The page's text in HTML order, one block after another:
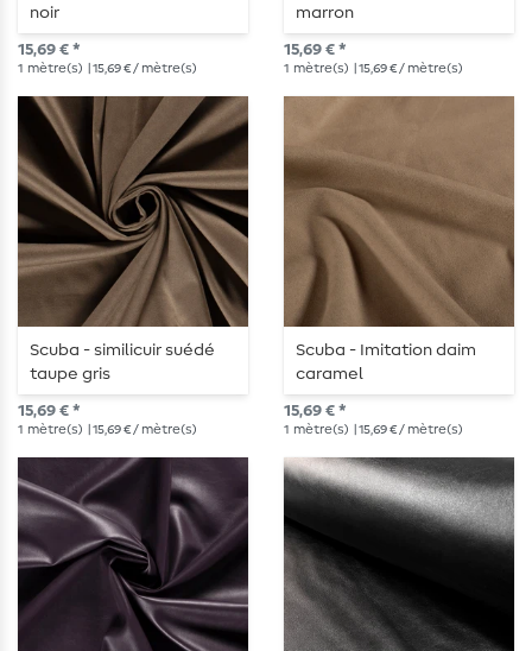
noir
15,69 € *
1 mètre(s) | 15,69 € / mètre(s)
marron
15,69 € *
1 mètre(s) | 15,69 € / mètre(s)
Scuba - similicuir suédé
taupe gris
15,69 € *
1 mètre(s) | 15,69 € / mètre(s)
Scuba - Imitation daim
caramel
15,69 € *
1 mètre(s) | 15,69 € / mètre(s)